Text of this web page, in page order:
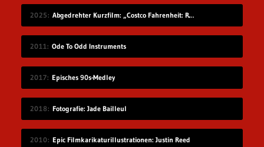
2025 Abgedrehter Kurzfilm: „Costco Fahrenheit: Reborn: Meow meow’s Revenge“
2011 Ode To Odd Instruments
2017 Episches 90s-Medley
2018 Fotografie: Jade Bailleul
2010 Epic Filmkarikaturillustrationen: Justin Reed